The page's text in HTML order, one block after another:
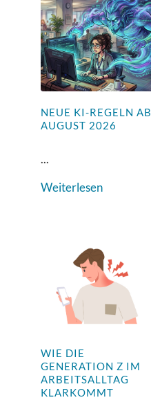
NEUE KI-REGELN AB
AUGUST 2026
...
Weiterlesen
WIE DIE
GENERATION Z IM
ARBEITSALLTAG
KLARKOMMT